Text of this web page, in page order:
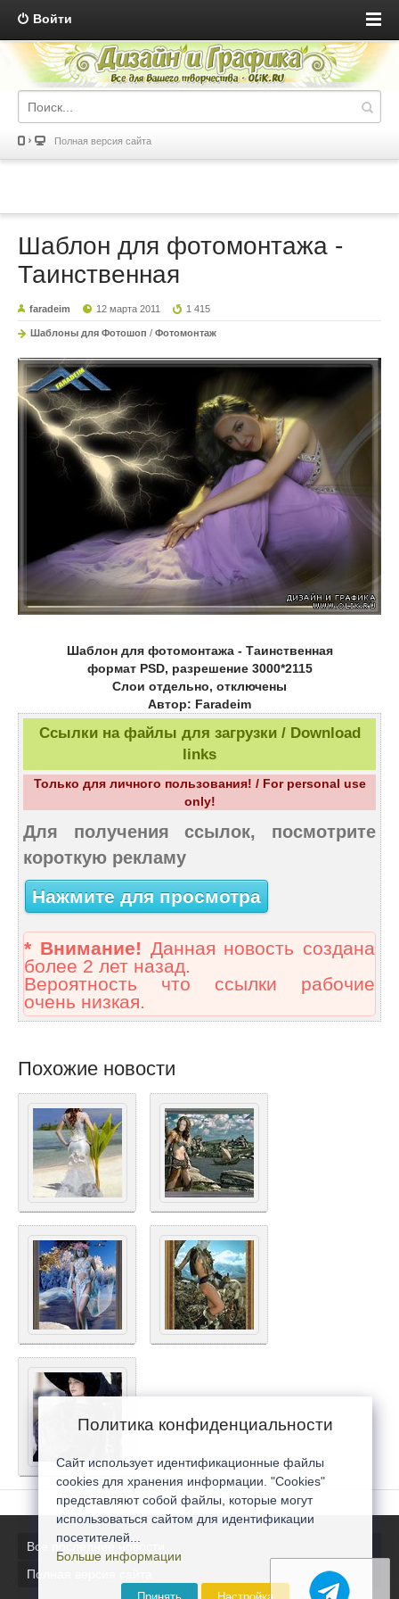
Войти
Полная версия сайта
Шаблон для фотомонтажа -
Таинственная
faradeim 12 марта 2011 1 415
Шаблоны для Фотошоп / Фотомонтаж
Шаблон для фотомонтажа - Таинственная
формат PSD, разрешение 3000*2115
Слои отдельно, отключены
Автор: Faradeim
Ссылки на файлы для загрузки / Download
links
Только для личного пользования! / For personal use
only!
Для получения ссылок, посмотрите
короткую рекламу
Нажмите для просмотра
* Внимание! Данная новость создана
более 2 лет назад.
Вероятность что ссылки рабочие
очень низкая.
Похожие новости
Все последние новости
Полная версия сайта
Политика конфиденциальности
Сайт использует идентификационные файлы
cookies для хранения информации. "Cookies"
представляют собой файлы, которые могут
использоваться сайтом для идентификации
посетителей...
Больше информации